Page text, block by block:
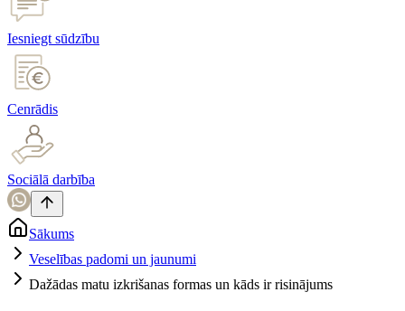
Iesniegt sūdzību
Cenrādis
Sociālā darbība
Sākums
Veselības padomi un jaunumi
Dažādas matu izkrišanas formas un kāds ir risinājums